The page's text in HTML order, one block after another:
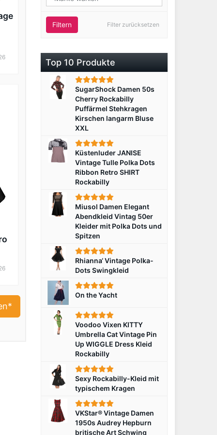
Filter zurücksetzen
Filtern
Top 10 Produkte
SugarShock Damen 50s
Cherry Rockabilly
Puffärmel Stehkragen
Kirschen langarm Bluse
XXL
Küstenluder JANISE
Vintage Tulle Polka Dots
Ribbon Retro SHIRT
Rockabilly
Miusol Damen Elegant
Abendkleid Vintag 50er
Kleider mit Polka Dots und
Spitzen
Rhianna‘ Vintage Polka-
Dots Swingkleid
On the Yacht
Voodoo Vixen KITTY
Umbrella Cat Vintage Pin
Up WIGGLE Dress Kleid
Rockabilly
Sexy Rockabilly-Kleid mit
typischem Kragen
VKStar® Vintage Damen
1950s Audrey Hepburn
britische Art Schwing